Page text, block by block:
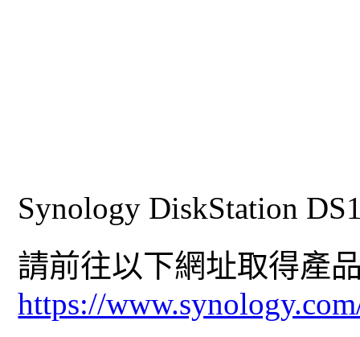
Synology DiskStation
請前往以下網址取得產
https://